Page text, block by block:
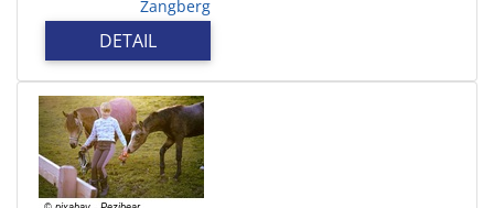
Zangberg
DETAIL